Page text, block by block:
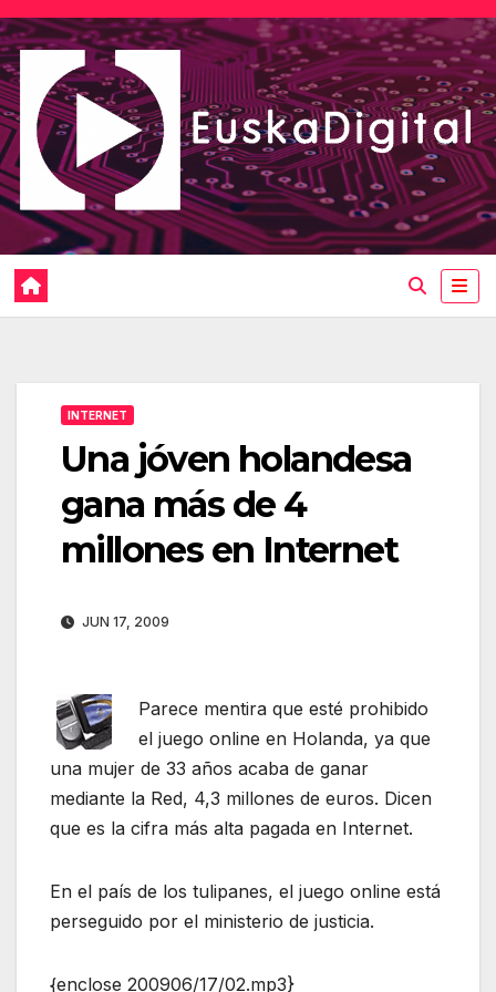
Saltar
al
contenido
INTERNET
Una jóven holandesa
gana más de 4
millones en Internet
JUN 17, 2009
Parece mentira que esté prohibido
el juego online en Holanda, ya que
una mujer de 33 años acaba de ganar
mediante la Red, 4,3 millones de euros. Dicen
que es la cifra más alta pagada en Internet.
En el país de los tulipanes, el juego online está
perseguido por el ministerio de justicia.
{enclose 200906/17/02.mp3}